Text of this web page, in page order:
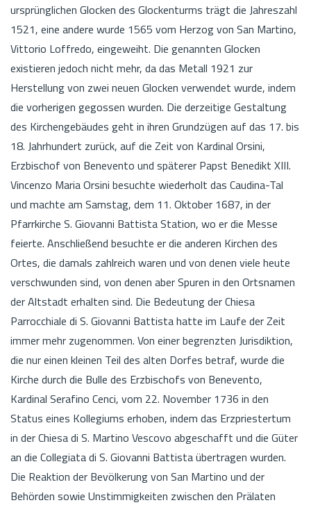
ursprünglichen Glocken des Glockenturms trägt die Jahreszahl
1521, eine andere wurde 1565 vom Herzog von San Martino,
Vittorio Loffredo, eingeweiht. Die genannten Glocken
existieren jedoch nicht mehr, da das Metall 1921 zur
Herstellung von zwei neuen Glocken verwendet wurde, indem
die vorherigen gegossen wurden. Die derzeitige Gestaltung
des Kirchengebäudes geht in ihren Grundzügen auf das 17. bis
18. Jahrhundert zurück, auf die Zeit von Kardinal Orsini,
Erzbischof von Benevento und späterer Papst Benedikt XIII.
Vincenzo Maria Orsini besuchte wiederholt das Caudina-Tal
und machte am Samstag, dem 11. Oktober 1687, in der
Pfarrkirche S. Giovanni Battista Station, wo er die Messe
feierte. Anschließend besuchte er die anderen Kirchen des
Ortes, die damals zahlreich waren und von denen viele heute
verschwunden sind, von denen aber Spuren in den Ortsnamen
der Altstadt erhalten sind. Die Bedeutung der Chiesa
Parrocchiale di S. Giovanni Battista hatte im Laufe der Zeit
immer mehr zugenommen. Von einer begrenzten Jurisdiktion,
die nur einen kleinen Teil des alten Dorfes betraf, wurde die
Kirche durch die Bulle des Erzbischofs von Benevento,
Kardinal Serafino Cenci, vom 22. November 1736 in den
Status eines Kollegiums erhoben, indem das Erzpriestertum
in der Chiesa di S. Martino Vescovo abgeschafft und die Güter
an die Collegiata di S. Giovanni Battista übertragen wurden.
Die Reaktion der Bevölkerung von San Martino und der
Behörden sowie Unstimmigkeiten zwischen den Prälaten